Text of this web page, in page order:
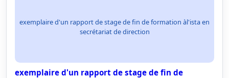
exemplaire d'un rapport de stage de fin de formation àl'ista en
secrétariat de direction
exemplaire d'un rapport de stage de fin de